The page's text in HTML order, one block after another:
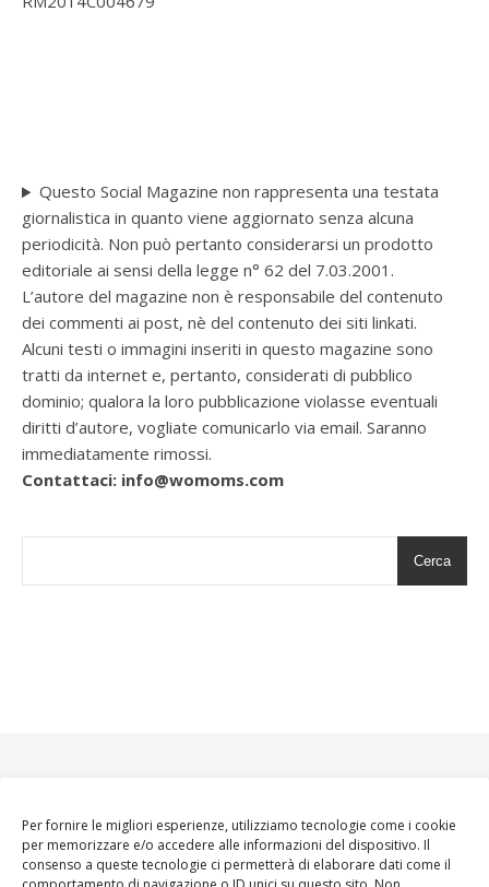
Per fornire le migliori esperienze, utilizziamo tecnologie come i cookie
per memorizzare e/o accedere alle informazioni del dispositivo. Il
consenso a queste tecnologie ci permetterà di elaborare dati come il
Questo Social Magazine non rappresenta una testata
giornalistica in quanto viene aggiornato senza alcuna
periodicità. Non può pertanto considerarsi un prodotto
editoriale ai sensi della legge n° 62 del 7.03.2001.
L’autore del magazine non è responsabile del contenuto
dei commenti ai post, nè del contenuto dei siti linkati.
Alcuni testi o immagini inseriti in questo magazine sono
tratti da internet e, pertanto, considerati di pubblico
dominio; qualora la loro pubblicazione violasse eventuali
diritti d’autore, vogliate comunicarlo via email. Saranno
immediatamente rimossi.
Contattaci: info@womoms.com
Cerca